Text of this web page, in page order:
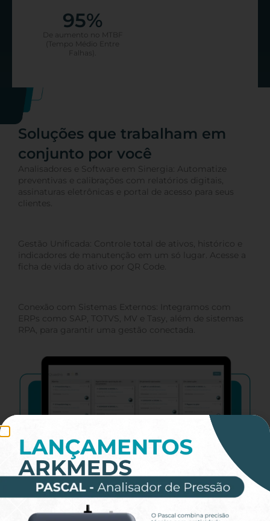
De aumento no MTBF
(Tempo Médio Entre
Falhas).
95%
Soluções que trabalham em
conjunto por você
Analisadores e Software em Sinergia: Automatize
preventivas e calibrações com relatórios digitais,
assinaturas eletrônicas e portal de acesso para seus
clientes.
Gestão Unificada: Controle total de ativos, histórico e
indicadores de manutenção em um só lugar. Acesse a
ficha de vida do ativo por QR Code.
Conexão com Sistemas Externos: Integramos com
ERPs como SAP, TOTVS, MV e Tasy, além de sistemas
RPA, para garantir uma gestão conectada.
Veja como os Analisadores de Alta